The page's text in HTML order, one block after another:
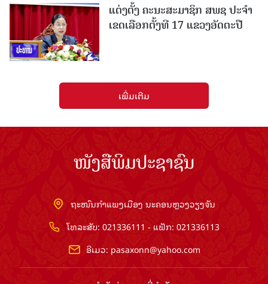
ແຕ່ງຕັ້ງ ຄະນະສະມາຊິກ ສພຊ ປະຈຳ
ເຂດເລືອກຕັ້ງທີ 17 ແຂວງອັດຕະປື
ເພີ່ມເຕີມ
ໜັງສືພິມປະຊາຊົນ
ຖະໜົນກຳແພງເມືອງ ນະຄອນຫຼວງວຽງຈັນ
ໂທລະສັບ: 021336111 - ແຟັກ: 021336113
ອີເມວ: pasaxonn@yahoo.com